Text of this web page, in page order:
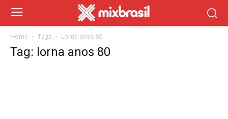
Home Tags Lorna anos 80
Tag: lorna anos 80